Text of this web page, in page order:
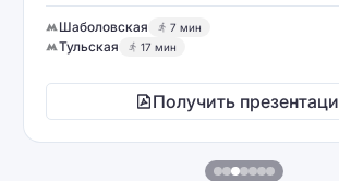
Шаболовская 7 мин
Тульская 17 мин
Получить